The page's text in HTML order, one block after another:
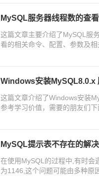
MySQL服务器线程数的查
这篇文章主要介绍了MySQL服
看的相关命令、配置、参数及
Windows安装MySQL8.0.x
这篇文章介绍了Windows安装
参考学习价值，需要的朋友们
MySQL提示表不存在的解
在使用MySQL的过程中,有时会
为1146,这个问题可能由多种原